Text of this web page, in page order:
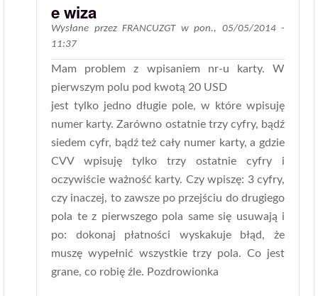
e wiza
Wysłane przez FRANCUZGTw pon., 05/05/2014 -
11:37
Mam problem z wpisaniem nr-u karty. W
pierwszym polu pod kwotą 20 USD
jest tylko jedno długie pole, w które wpisuję
numer karty. Zarówno ostatnie trzy cyfry, bądź
siedem cyfr, bądź też cały numer karty, a gdzie
CVV wpisuję tylko trzy ostatnie cyfry i
oczywiście ważność karty. Czy wpiszę: 3 cyfry,
czy inaczej, to zawsze po przejściu do drugiego
pola te z pierwszego pola same się usuwają i
po: dokonaj płatności wyskakuje błąd, że
muszę wypełnić wszystkie trzy pola. Co jest
grane, co robię źle. Pozdrowionka